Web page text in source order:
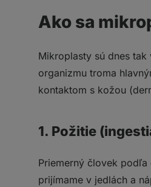
Ako sa
Mikroplasty sú dnes
organizmu troma
kontaktom s kožou
1. Požitie
Priemerný človek
prijímame v jedlách a